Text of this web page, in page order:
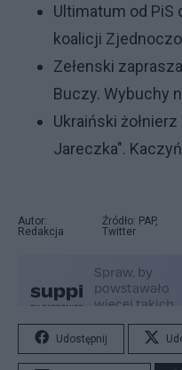
Ultimatum od PiS
koalicji
Zełenski
Buczy. Wybuchy
Ukraiński żołnierz
Jareczka".
Autor:
Redakcja
Źródło: PAP,
Twitter
Udostępnij